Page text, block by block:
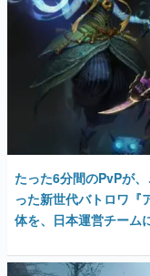
たった6分間のPvPが
った新世代バトロワ
体を、日本運営チーム